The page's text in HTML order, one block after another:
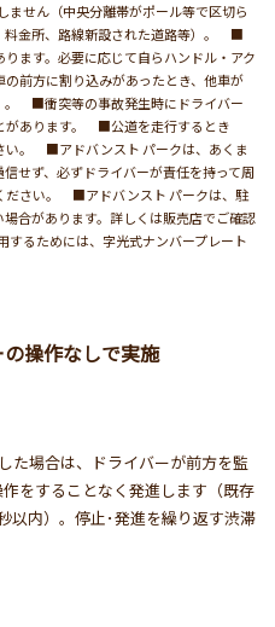
ません（中央分離帯がポール等で区切ら
料金所、路線新設された道路等）。 ■
ます。必要に応じて自らハンドル・アク
前方に割り込みがあったとき、他車が
。 ■衝突等の事故発生時にドライバー
があります。 ■公道を走行するとき
い。 ■アドバンスト パークは、あくま
せず、必ずドライバーが責任を持って周
ださい。 ■アドバンスト パークは、駐
合があります。詳しくは販売店でご確認
るためには、字光式ナンバープレート
操作なしで実施
た場合は、ドライバーが前方を監
をすることなく発進します（既存
以内）。停止･発進を繰り返す渋滞